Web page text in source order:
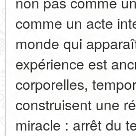
comme un acte
monde qui
expérience est
corporelles,
construisent une
miracle : arrêt du